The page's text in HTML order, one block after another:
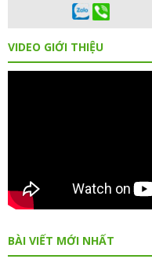
VIDEO GIỚI THIỆU
BÀI VIẾT MỚI NHẤT